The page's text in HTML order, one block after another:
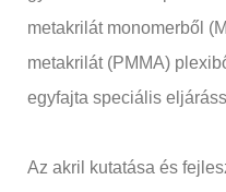
metakrilát monomerből
metakrilát (PMMA)
egyfajta speciális
Az akril kutatása és